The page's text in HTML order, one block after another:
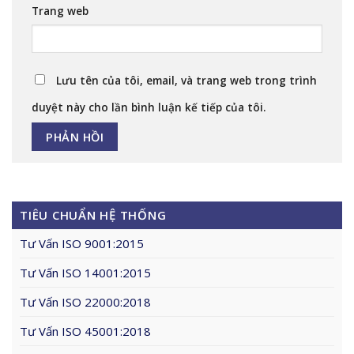
Trang web
Lưu tên của tôi, email, và trang web trong trình
duyệt này cho lần bình luận kế tiếp của tôi.
TIÊU CHUẨN HỆ THỐNG
Tư Vấn ISO 9001:2015
Tư Vấn ISO 14001:2015
Tư Vấn ISO 22000:2018
Tư Vấn ISO 45001:2018